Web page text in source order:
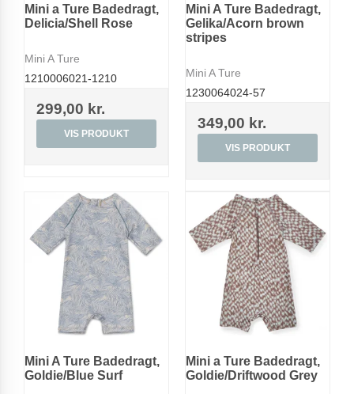
Mini a Ture Badedragt,
Delicia/Shell Rose
Mini A Ture
1210006021-1210
299,00 kr.
VIS PRODUKT
Mini A Ture Badedragt,
Gelika/Acorn brown
stripes
Mini A Ture
1230064024-57
349,00 kr.
VIS PRODUKT
Mini A Ture Badedragt,
Goldie/Blue Surf
Mini a Ture Badedragt,
Goldie/Driftwood Grey